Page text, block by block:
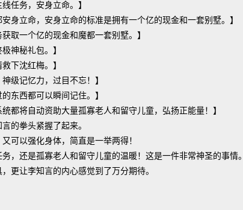
任务，安身立命。】
安身立命，安身立命的标准是拥有一个亿的现金和一套别墅。】
获取一个亿的现金和魔都一套别墅。】
神秘礼包。】
下沈红梅。】
神级记忆力，过目不忘！】
的东西都可以瞬间记住。】
统都将自动资助大量孤寡老人和留守儿童，弘扬正能量！】
的拳头紧握了起来。
可以强化身体，简直是一举两得！
，还是孤寡老人和留守儿童的温暖！这是一件非常神圣的事情。
更让李知言的内心感觉到了万分期待。